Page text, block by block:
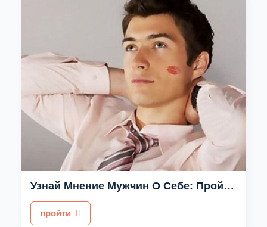
Узнай Мнение Мужчин О Себе: Пройди Наш Уникальный Тест
пройти